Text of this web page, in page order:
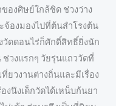
องศิษย์ใกล้ชิด ช่วงว่าง
องมองไปที่ต้นสำโรงต้น
วัดดอนไร่ก็ศักดิ์สิทธิ์ยิ่งนัก
วงแรกๆ วัยรุ่นแถววัดที่
ยวงานต่างถิ่นและมีเรื่อง
งนึงเด็กวัดได้เหน็บก้นยา